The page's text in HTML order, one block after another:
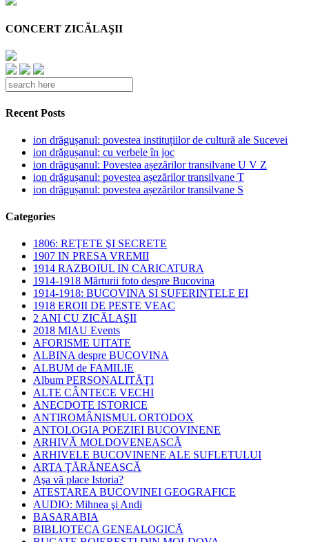
CONCERT ZICĂLAŞII
Recent Posts
ion drăgușanul: povestea instituțiilor de cultură ale Sucevei
ion drăgușanul: cu verbele în joc
ion drăgușanul: Povestea așezărilor transilvane U V Z
ion drăgușanul: povestea așezărilor transilvane T
ion drăgușanul: povestea așezărilor transilvane S
Categories
1806: REŢETE ŞI SECRETE
1907 IN PRESA VREMII
1914 RAZBOIUL IN CARICATURA
1914-1918 Mărturii foto despre Bucovina
1914-1918: BUCOVINA SI SUFERINTELE EI
1918 EROII DE PESTE VEAC
2 ANI CU ZICĂLAŞII
2018 MIAU Events
AFORISME UITATE
ALBINA despre BUCOVINA
ALBUM de FAMILIE
Album PERSONALITĂŢI
ALTE CÂNTECE VECHI
ANECDOTE ISTORICE
ANTIROMÂNISMUL ORTODOX
ANTOLOGIA POEZIEI BUCOVINENE
ARHIVĂ MOLDOVENEASCĂ
ARHIVELE BUCOVINENE ALE SUFLETULUI
ARTA ŢĂRĂNEASCĂ
Aşa vă place Istoria?
ATESTAREA BUCOVINEI GEOGRAFICE
AUDIO: Mihnea şi Andi
BASARABIA
BIBLIOTECA GENEALOGICĂ